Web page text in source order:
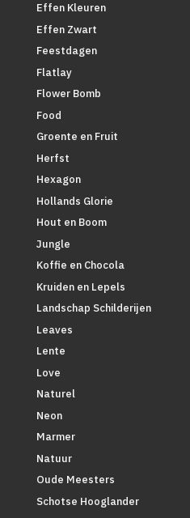
Effen Kleuren
Effen Zwart
Feestdagen
Flatlay
Flower Bomb
Food
Groente en Fruit
Herfst
Hexagon
Hollands Glorie
Hout en Boom
Jungle
Koffie en Chocola
Kruiden en Lepels
Landschap Schilderijen
Leaves
Lente
Love
Naturel
Neon
Marmer
Natuur
Oude Meesters
Schotse Hooglander